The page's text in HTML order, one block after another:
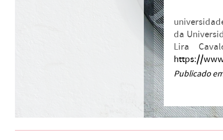
da
Lira
https://
Publicado